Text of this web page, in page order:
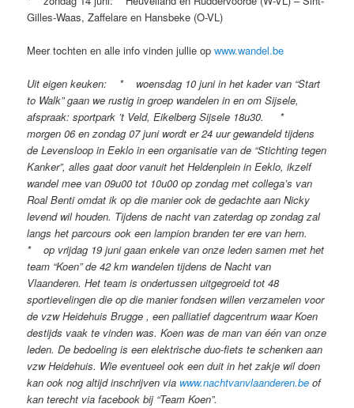
Gilles-Waas, Zaffelare en Hansbeke (O-VL)
Meer tochten en alle info vinden jullie opwww.wandel.be
Uit eigen keuken: * woensdag 10 juni in het kader van “Start
to Walk” gaan we rustig in groep wandelen in en om Sijsele,
afspraak: sportpark ’t Veld, Eikelberg Sijsele 18u30. *
morgen 06 en zondag 07 juni wordt er 24 uur gewandeld tijdens
de Levensloop in Eeklo in een organisatie van de “Stichting tegen
Kanker”, alles gaat door vanuit het Heldenplein in Eeklo, ikzelf
wandel mee van 09u00 tot 10u00 op zondag met collega’s van
Roal Benti omdat ik op die manier ook de gedachte aan Nicky
levend wil houden. Tijdens de nacht van zaterdag op zondag zal
langs het parcours ook een lampion branden ter ere van hem.
* op vrijdag 19 juni gaan enkele van onze leden samen met het
team “Koen” de 42 km wandelen tijdens de Nacht van
Vlaanderen. Het team is ondertussen uitgegroeid tot 48
sportievelingen die op die manier fondsen willen verzamelen voor
de vzw Heidehuis Brugge , een palliatief dagcentrum waar Koen
destijds vaak te vinden was. Koen was de man van één van onze
leden. De bedoeling is een elektrische duo-fiets te schenken aan
vzw Heidehuis. Wie eventueel ook een duit in het zakje wil doen
kan ook nog altijd inschrijven via www.nachtvanvlaanderen.be of
kan terecht via facebook bij “Team Koen”.